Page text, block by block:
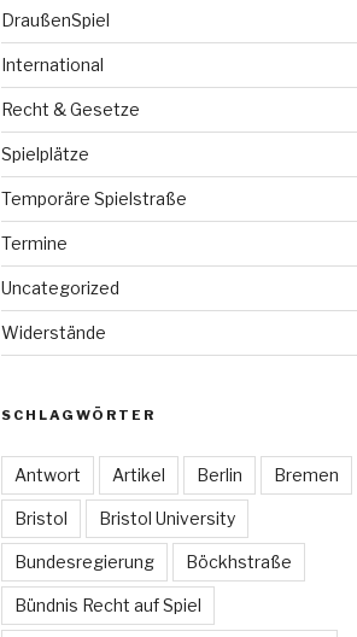
DraußenSpiel
International
Recht & Gesetze
Spielplätze
Temporäre Spielstraße
Termine
Uncategorized
Widerstände
SCHLAGWÖRTER
Antwort Artikel Berlin Bremen
Bristol Bristol University
Bundesregierung Böckhstraße
Bündnis Recht auf Spiel